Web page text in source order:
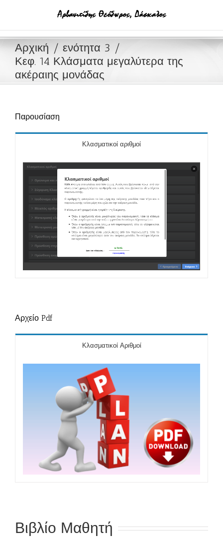
Αρχική
ενότητα 3
Κεφ. 14 Κλάσματα μεγαλύτερα της
ακέραιης μονάδας
Παρουσίαση
Κλασματικοί αριθμοί
Αρχείο Pdf
Κλασματικοί Αριθμοί
Βιβλίο Μαθητή